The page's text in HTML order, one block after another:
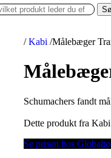
/ Kabi /Målebæger
Schumachers fandt
Dette produkt fra
Se prisen hos